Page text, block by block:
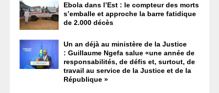
Ebola dans l’Est : le compteur des morts
s’emballe et approche la barre fatidique
de 2.000 décès
Un an déjà au ministère de la Justice
: Guillaume Ngefa salue «une année de
responsabilités, de défis et, surtout, de
travail au service de la Justice et de la
République »